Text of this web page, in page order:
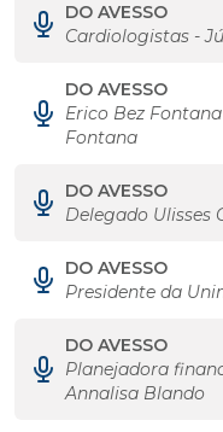
DO AVESSO
Cardiologistas -
DO AVESSO
Erico Bez
Fontana
DO AVESSO
Delegado Ulisses
DO AVESSO
Presidente da
DO AVESSO
Planejadora
Annalisa Blando